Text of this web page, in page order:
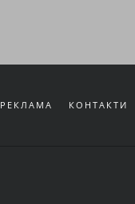
РЕКЛАМА КОНТАКТИ